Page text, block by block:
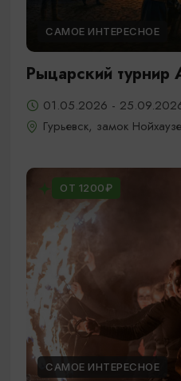
САМОЕ ИНТЕРЕСНОЕ
Рыцарский
01.05.2026 -
Гурьевск, замок
ОТ 1200₽
САМОЕ ИНТЕРЕСНОЕ